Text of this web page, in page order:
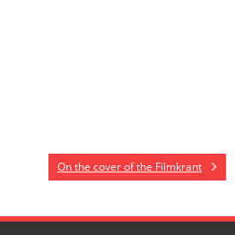
On the cover of the Filmkrant